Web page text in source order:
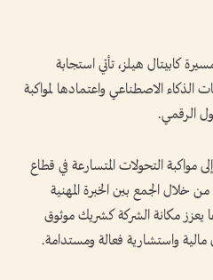
كابيتال هيلز، تأتي استجابة
الذكاء الاصطناعي واعتمادها لمواكبة
الرقمي.
مواكبة التحولات المتسارعة في قطاع
من خلال الجمع بين الخبرة المهنية
يعزز مكانة الشركة كشريك موثوق
واستشارية فعالة ومستدامة.